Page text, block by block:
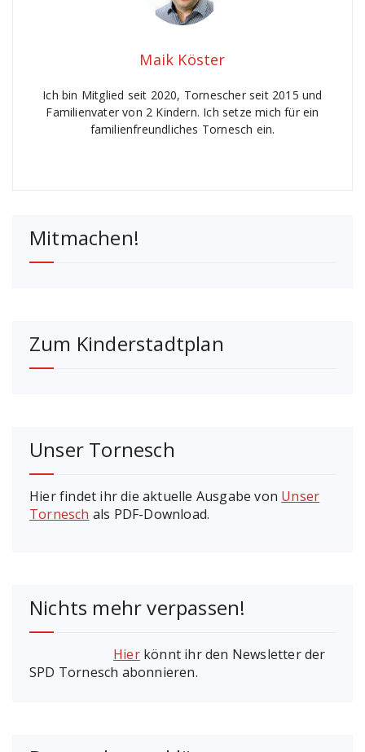
Maik Köster
Ich bin Mitglied seit 2020, Tornescher seit 2015 und
Familienvater von 2 Kindern. Ich setze mich für ein
familienfreundliches Tornesch ein.
Mitmachen!
Zum Kinderstadtplan
Unser Tornesch
Hier findet ihr die aktuelle Ausgabe von Unser
Tornesch als PDF-Download.
Nichts mehr verpassen!
Hierkönnt ihr den Newsletter der
SPD Tornesch abonnieren.